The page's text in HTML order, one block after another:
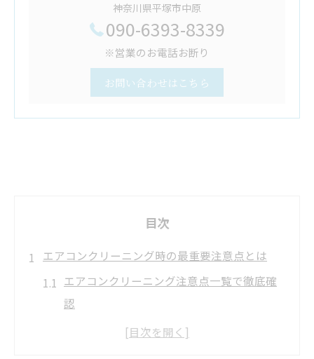
神奈川県平塚市中原
090-6393-8339
※営業のお電話お断り
お問い合わせはこちら
目次
エアコンクリーニング時の最重要注意点とは
エアコンクリーニング注意点一覧で徹底確
認
内部洗浄時に避けたい落とし穴